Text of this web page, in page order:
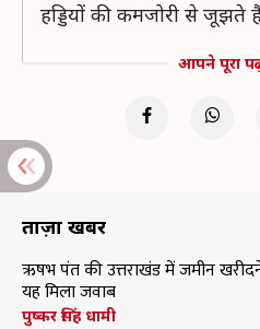
हड्डियों की कमजोरी से जूझते
आपने पूरा
ताज़ा खबरें
ऋषभ पंत की उत्तराखंड में जमीन
यह मिला जवाब
पुष्कर सिंह धामी